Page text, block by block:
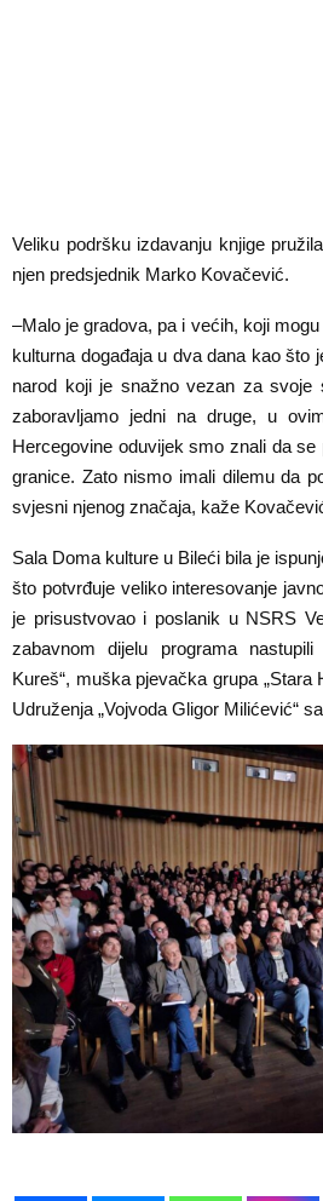
Veliku podršku izdavanju knjige
njen predsjednik Marko Kovačević.
–Malo je gradova, pa i većih, koji
kulturna događaja u dva dana kao što
narod koji je snažno vezan za svoje
zaboravljamo jedni na druge, u
Hercegovine oduvijek smo znali da
granice. Zato nismo imali dilemu da
svjesni njenog značaja, kaže
Sala Doma kulture u Bileći bila je
što potvrđuje veliko interesovanje
je prisustvovao i poslanik u NSRS
zabavnom dijelu programa
Kureš“, muška pjevačka grupa „Stara
Udruženja „Vojvoda Gligor Milićević“